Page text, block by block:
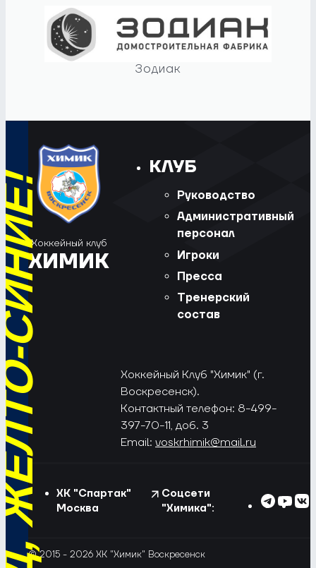
Зодиак
Хоккейный клуб
ХИМИК
КЛУБ
Руководство
Административный
персонал
Игроки
Пресса
Тренерский
состав
Хоккейный Клуб "Химик" (г.
Воскресенск).
Контактный телефон: 8-499-
397-70-11, доб. 3
Email: voskrhimik@mail.ru
ХК "Спартак"
Москва
Соцсети
"Химика":
© 2015 - 2026 ХК "Химик" Воскресенск